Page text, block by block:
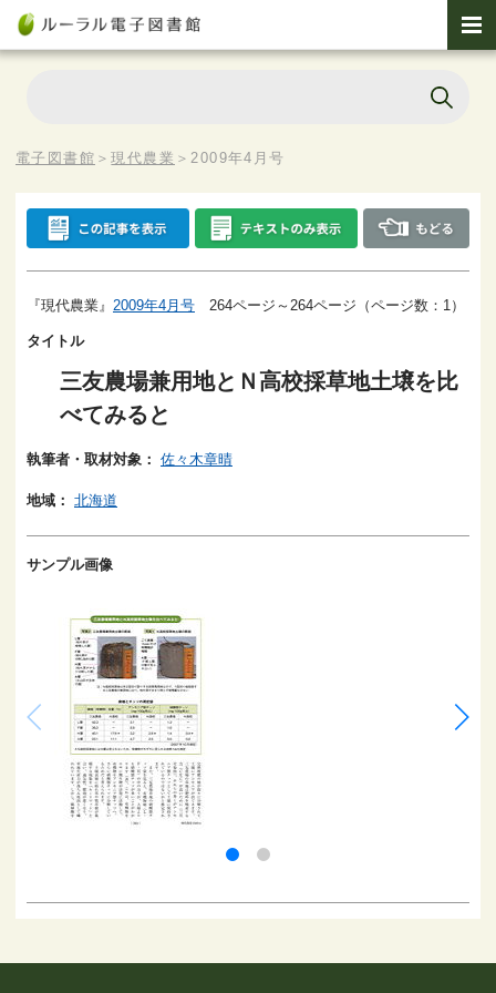
電子図書館 ＞現代農業 ＞2009年4月号
『現代農業』 2009年4月号 264ページ～264ページ（ページ数：1）
タイトル
三友農場兼用地とＮ高校採草地土壌を比
べてみると
執筆者・取材対象： 佐々木章晴
地域： 北海道
サンプル画像